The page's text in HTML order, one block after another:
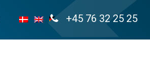
+45 76 32 25 25